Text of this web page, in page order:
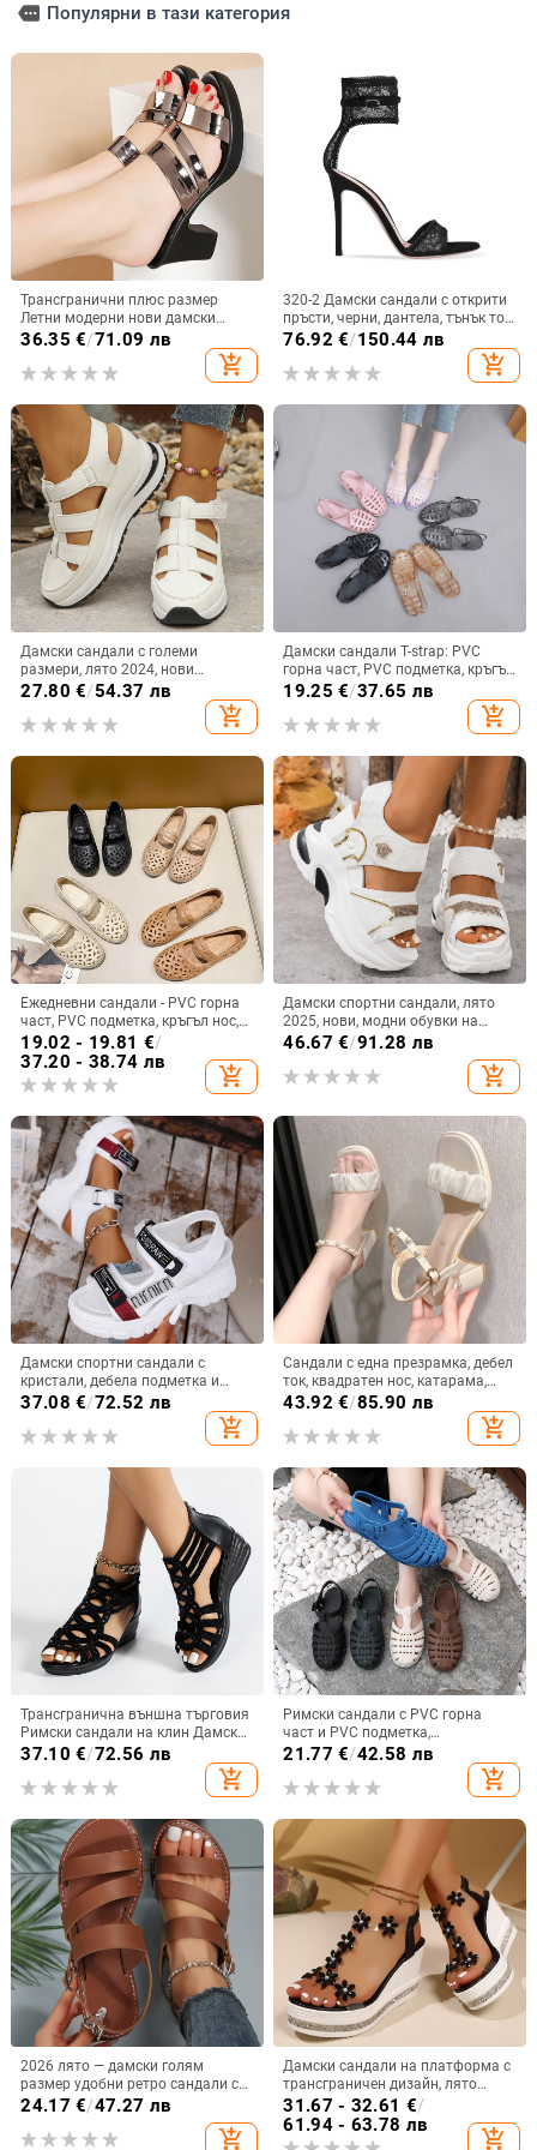
more Популярни в тази категория
Трансгранични плюс размер
Летни модерни нови дамски
сандали и чехли на висок ток,
водоустойчива платформа,
дебел ток, ярки кожени сандали с
ежедневни, дамски стил
36.35 €/71.09 лв
add_shopping_cart
320-2 Дамски сандали с открити
пръсти, черни, дантела, тънък ток,
каишка за глезена
76.92 €/150.44 лв
add_shopping_cart
Дамски сандали с големи
размери, лято 2024, нови
европейски и американски,
римски, велкро, дамски обувки,
чехли, 44 ярда, независима
27.80 €/54.37 лв
add_shopping_cart
Дамски сандали T-strap: PVC
горна част, PVC подметка, кръгъл
нос, нисък връх, бързосъхнещи
19.25 €/37.65 лв
add_shopping_cart
Ежедневни сандали - PVC горна
част, PVC подметка, кръгъл нос,
прорезан модел, дишащи
19.02 - 19.81 €/
37.20 - 38.74 лв
add_shopping_cart
Дамски спортни сандали, лято
2025, нови, модни обувки на
платформа с дебела подметка,
повдигащи горни дрехи, големи
плажни обувки
46.67 €/91.28 лв
add_shopping_cart
Дамски спортни сандали с
кристали, дебела подметка и
велкро, римски стил за плажа,
37.08 €/72.52 лв
add_shopping_cart
Сандали с една презрамка, дебел
ток, квадратен нос, катарама,
гумена подметка
43.92 €/85.90 лв
add_shopping_cart
Трансгранична външна търговия
Римски сандали на клин Дамски
нови меки подметки Обувки за
майки Модно облекло Дамски
сандали плюс размер Дамски
37.10 €/72.56 лв
add_shopping_cart
Римски сандали с PVC горна
част и PVC подметка,
закопчаване с катарама,
бързосъхнещи и дишащи леки
обувки за ежедневието
21.77 €/42.58 лв
add_shopping_cart
2026 лято — дамски голям
размер удобни ретро сандали с
катарама, плоски, универсален
24.17 €/47.27 лв
add_shopping_cart
Дамски сандали на платформа с
трансграничен дизайн, лято
2025, ново пристигане, големи
размери, модни обувки с клин и
цвете, кристали, фея, плажни
31.67 - 32.61 €/
61.94 - 63.78 лв
add_shopping_cart